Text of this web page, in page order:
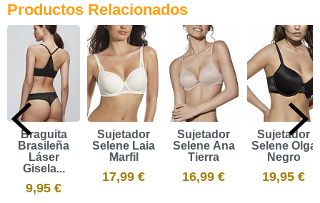
Productos Relacionados
Braguita
Brasileña
Láser
Gisela...
9,95 €
Sujetador
Selene Laia
Marfil
17,99 €
Sujetador
Selene Ana
Tierra
16,99 €
Sujetador
Selene Olga
Negro
19,95 €